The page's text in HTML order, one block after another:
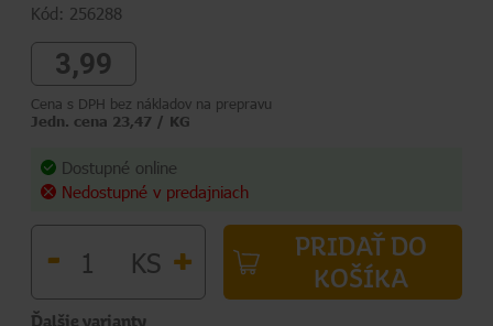
Kód: 256288
3,99
Cena s DPH bez nákladov na prepravu
Jedn. cena 23,47 / KG
Dostupné online
Nedostupné v predajniach
- KS +
PRIDAŤ DO
KOŠÍKA
Ďalšie varianty